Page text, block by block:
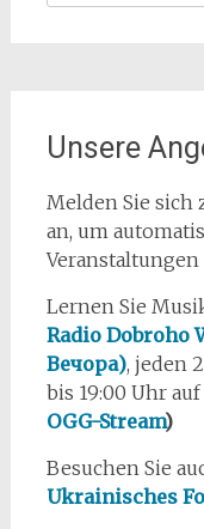
nach:
Unsere
Melden Sie sich
an, um
Lernen Sie
Radio Dobroho
Вечора), jeden
bis 19:00 Uhr auf
OGG-Stream)
Besuchen Sie
Ukrainisches